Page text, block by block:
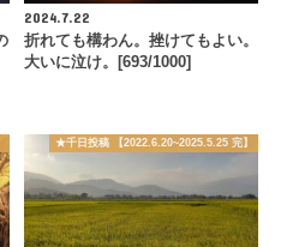
2024.7.22
折れても構わん。挫けてもよい。
大いに泣け。[693/1000]
★千日投稿 【2022.6.20~2025.5.25 完】